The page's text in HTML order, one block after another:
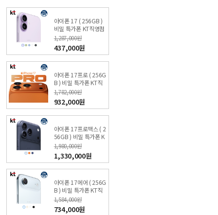
아이폰 17 ( 256GB )
비밀 특가폰 KT직영점
싼올레폰
1,287,000원
437,000원
아이폰 17프로 ( 256G
B ) 비밀 특가폰 KT직
영점 싼올레폰
1,782,000원
932,000원
아이폰 17프로맥스 ( 2
56GB ) 비밀 특가폰 K
T직영점 싼올레폰
1,980,000원
1,330,000원
아이폰 17에어 ( 256G
B ) 비밀 특가폰 KT직
영점 싼올레폰
1,584,000원
734,000원